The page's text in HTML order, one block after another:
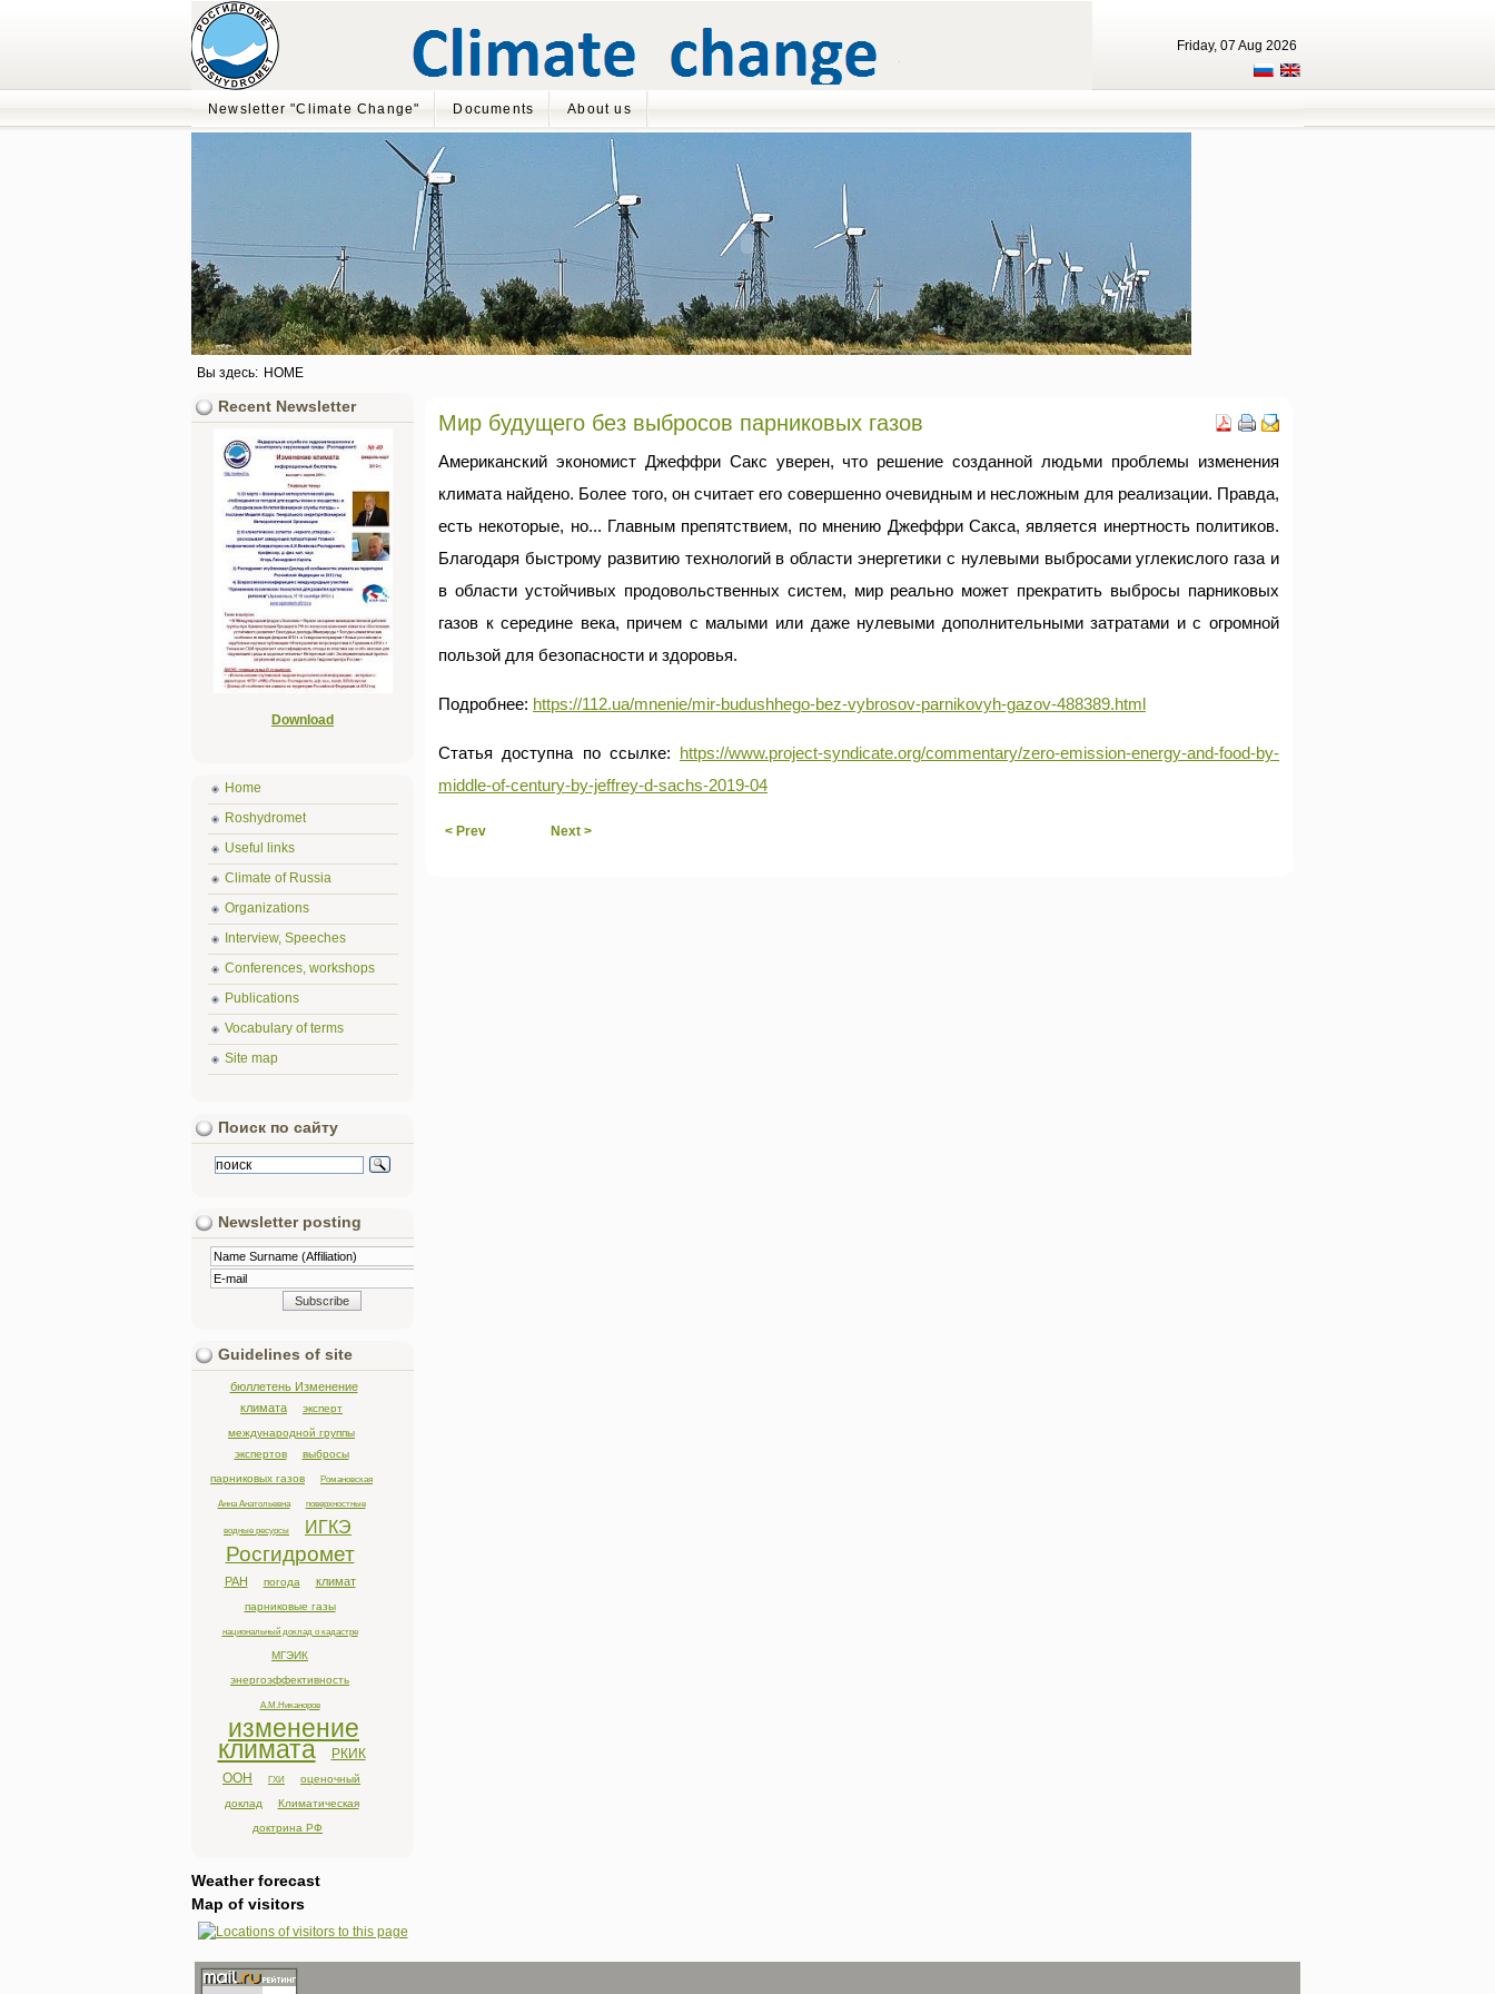
Friday, 07 Aug 2026
Newsletter "Climate Change" Documents About us
Вы здесь: HOME
Мир будущего без выбросов парниковых газов
Американский экономист Джеффри Сакс уверен, что решение созданной людьми проблемы изменения
климата найдено. Более того, он считает его совершенно очевидным и несложным для реализации. Правда,
есть некоторые, но... Главным препятствием, по мнению Джеффри Сакса, является инертность политиков.
Благодаря быстрому развитию технологий в области энергетики с нулевыми выбросами углекислого газа и
в области устойчивых продовольственных систем, мир реально может прекратить выбросы парниковых
газов к середине века, причем с малыми или даже нулевыми дополнительными затратами и с огромной
пользой для безопасности и здоровья.
Подробнее: https://112.ua/mnenie/mir-budushhego-bez-vybrosov-parnikovyh-gazov-488389.html
Статья доступна по ссылке:
https://www.project-syndicate.org/commentary/zero-emission-energy-and-food-by-
middle-of-century-by-jeffrey-d-sachs-2019-04
< Prev Next >
Recent Newsletter
Download
Home
Roshydromet
Useful links
Climate of Russia
Organizations
Interview, Speeches
Conferences, workshops
Publications
Vocabulary of terms
Site map
Поиск по сайту
Newsletter posting
Guidelines of site
бюллетень Изменение
климата
эксперт
международной группы
экспертов
выбросы
парниковых газов
Романовская
Анна Анатольевна поверхностные
водные ресурсы ИГКЭ
Росгидромет
РАН погода климат
парниковые газы
национальный доклад о кадастре
МГЭИК
энергоэффективность
А.М.Никаноров
изменение
климата
РКИК
ООН
ГХИ
оценочный
доклад
Климатическая
доктрина РФ
Weather forecast
Map of visitors